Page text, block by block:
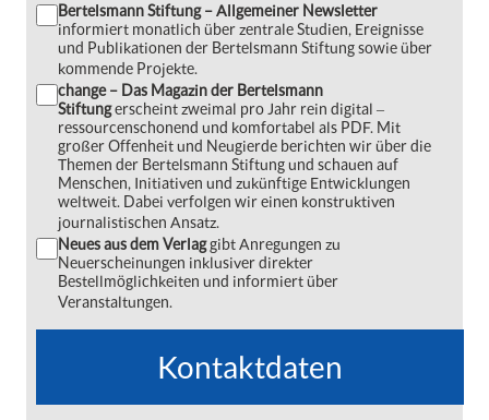
Bertelsmann Stiftung – Allgemeiner Newsletter
informiert monatlich über zentrale Studien, Ereignisse
und Publikationen der Bertelsmann Stiftung sowie über
kommende Projekte.
change – Das Magazin der Bertelsmann
Stiftungerscheint zweimal pro Jahr rein digital ‒
ressourcenschonend und komfortabel als PDF. Mit
großer Offenheit und Neugierde berichten wir über die
Themen der Bertelsmann Stiftung und schauen auf
Menschen, Initiativen und zukünftige Entwicklungen
weltweit. Dabei verfolgen wir einen konstruktiven
journalistischen Ansatz.
Neues aus dem Verlaggibt Anregungen zu
Neuerscheinungen inklusiver direkter
Bestellmöglichkeiten und informiert über
Veranstaltungen.
Kontaktdaten